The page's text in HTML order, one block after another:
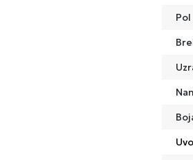
Pol